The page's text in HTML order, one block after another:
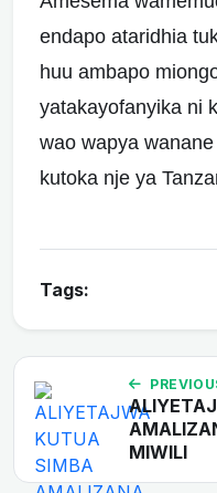
endapo ataridhia
huu ambapo
yatakayofanyika ni
wao wapya
kutoka nje ya
Tags:
MIWILI